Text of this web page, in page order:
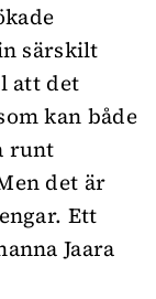
särskilt
att det
kan både
runt
det är
Ett
Jaara